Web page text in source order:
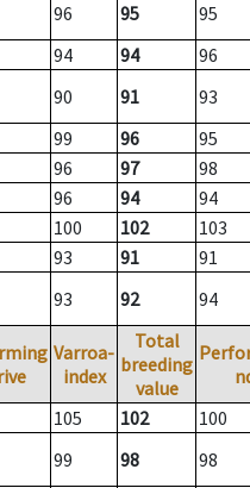
96 95
95
94 94
96
90 91
93
99 96
95
96 97
98
96 94
94
100 102
103
93 91
91
93 92 94
Varroa-
index
Total
breeding
value
105 102
100
99 98 98